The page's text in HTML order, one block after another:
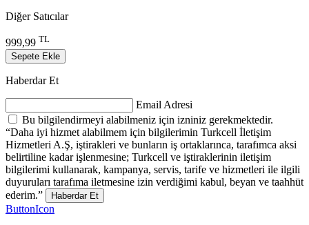
Diğer Satıcılar
999,99 TL
Sepete Ekle
Haberdar Et
Email Adresi
Bu bilgilendirmeyi alabilmeniz için izniniz gerekmektedir.
“Daha iyi hizmet alabilmem için bilgilerimin Turkcell İletişim
Hizmetleri A.Ş, iştirakleri ve bunların iş ortaklarınca, tarafımca aksi
belirtiline kadar işlenmesine; Turkcell ve iştiraklerinin iletişim
bilgilerimi kullanarak, kampanya, servis, tarife ve hizmetleri ile ilgili
duyuruları tarafıma iletmesine izin verdiğimi kabul, beyan ve taahhüt
ederim.”
Haberdar Et
ButtonIcon